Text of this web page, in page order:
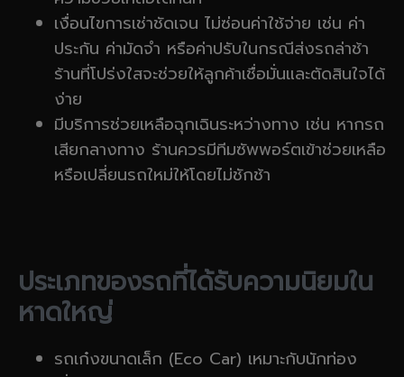
เงื่อนไขการเช่าชัดเจน ไม่ซ่อนค่าใช้จ่าย เช่น ค่า
ประกัน ค่ามัดจำ หรือค่าปรับในกรณีส่งรถล่าช้า
ร้านที่โปร่งใสจะช่วยให้ลูกค้าเชื่อมั่นและตัดสินใจได้
ง่าย
มีบริการช่วยเหลือฉุกเฉินระหว่างทาง เช่น หากรถ
เสียกลางทาง ร้านควรมีทีมซัพพอร์ตเข้าช่วยเหลือ
หรือเปลี่ยนรถใหม่ให้โดยไม่ชักช้า
ประเภทของรถที่ได้รับความนิยมใน
หาดใหญ่
รถเก๋งขนาดเล็ก (Eco Car) เหมาะกับนักท่อง